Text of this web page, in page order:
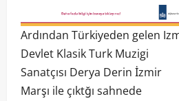
Ardından Türkiyeden gelen
Devlet Klasik Turk Muzigi
Sanatçısı Derya Derin İzmir
Marşı ile çıktğı sahnede